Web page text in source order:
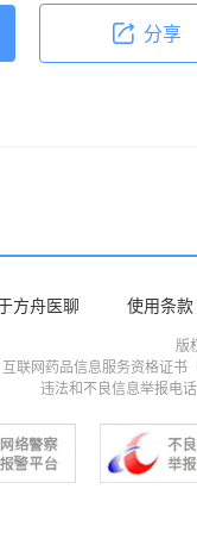
分享
方舟医聊 使用条款
版
互联网药品信息服务资格证
违法和不良信息举报电